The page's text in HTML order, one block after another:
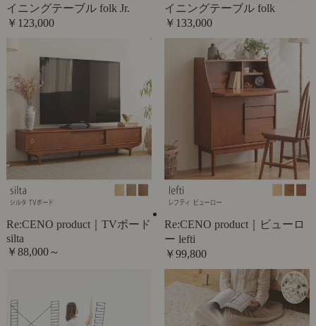
イニングテーブル folk Jr.
￥123,000
イニングテーブル folk
￥133,000
Re:CENO product｜TVボード
silta
￥88,000～
Re:CENO product｜ビューロ
ー lefti
￥99,800